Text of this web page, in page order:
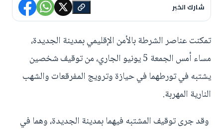
شارك الخبر
تمكنت عناصر الشرطة بالأمن الإقليمي بمدينة الجديدة،
مساء أمس الجمعة 5 يونيو الجاري، من توقيف شخصين
يشتبه في تورطهما في حيازة وترويج المفرقعات والشهب
النارية المهربة.
وقد جرى توقيف المشتبه فيهما بمدينة الجديدة، وهما في